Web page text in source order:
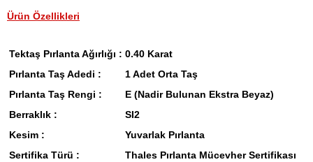
Ürün Özellikleri
Tektaş Pırlanta Ağırlığı : 0.40 Karat
Pırlanta Taş Adedi :
1 Adet Orta Taş
Pırlanta Taş Rengi :
E (Nadir Bulunan Ekstra Beyaz)
Berraklık :
SI2
Kesim :
Yuvarlak Pırlanta
Sertifika Türü :
Thales Pırlanta Mücevher Sertifikası